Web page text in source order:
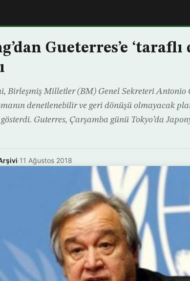
Gueterres’e ‘taraflı
Birleşmiş Milletler (BM) Genel Sekreteri Antonio
denetlenebilir ve geri dönüşü olmayacak
Guterres, Çarşamba günü Tokyo’da
·11 Ağustos 2018